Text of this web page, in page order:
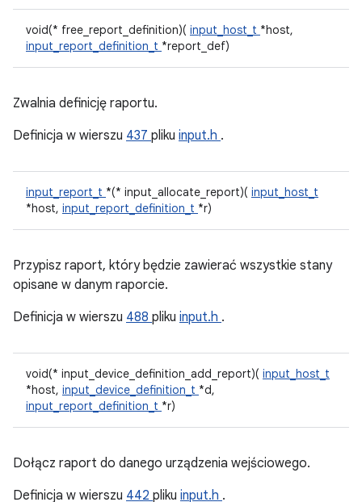
void(* free_report_definition)( input_host_t *host,
input_report_definition_t *report_def)
Zwalnia definicję raportu.
Definicja w wierszu 437 pliku input.h .
input_report_t *(* input_allocate_report)( input_host_t
*host, input_report_definition_t *r)
Przypisz raport, który będzie zawierać wszystkie stany
opisane w danym raporcie.
Definicja w wierszu 488 pliku input.h .
void(* input_device_definition_add_report)( input_host_t
*host, input_device_definition_t *d,
input_report_definition_t *r)
Dołącz raport do danego urządzenia wejściowego.
Definicja w wierszu 442 pliku input.h .